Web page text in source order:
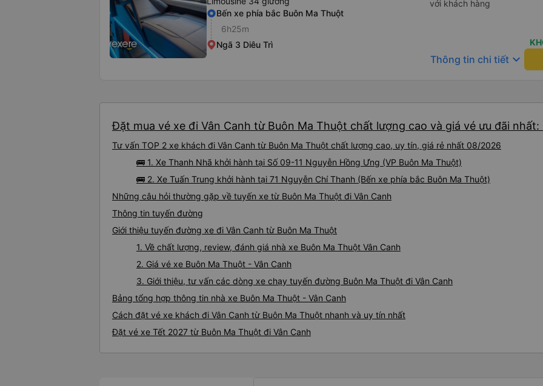
Bến xe phía bắc Buôn Ma Thuột
6h25m
Ngã 3 Diêu Trì
với khách hàng
Thông tin chi tiết keyboard_arrow_down
Đặt mua vé xe đi Vân Canh từ Buôn Ma Thuột chất lượng cao và giá vé ưu đãi nhất:
Tư vấn TOP 2 xe khách đi Vân Canh từ Buôn Ma Thuột chất lượng cao, uy tín, giá rẻ nhất 08/2026
🚌 1. Xe Thanh Nhã khởi hành tại Số 09-11 Nguyễn Hồng Ưng (VP Buôn Ma Thuột)
🚌 2. Xe Tuấn Trung khởi hành tại 71 Nguyễn Chí Thanh (Bến xe phía bắc Buôn Ma Thuột)
Những câu hỏi thường gặp về tuyến xe từ Buôn Ma Thuột đi Vân Canh
Thông tin tuyến đường
Giới thiệu tuyến đường xe đi Vân Canh từ Buôn Ma Thuột
1. Về chất lượng, review, đánh giá nhà xe Buôn Ma Thuột Vân Canh
2. Giá vé xe Buôn Ma Thuột - Vân Canh
3. Giới thiệu, tư vấn các dòng xe chạy tuyến đường Buôn Ma Thuột đi Vân Canh
Bảng tổng hợp thông tin nhà xe Buôn Ma Thuột - Vân Canh
Cách đặt vé xe khách đi Vân Canh từ Buôn Ma Thuột nhanh và uy tín nhất
Đặt vé xe Tết 2027 từ Buôn Ma Thuột đi Vân Canh